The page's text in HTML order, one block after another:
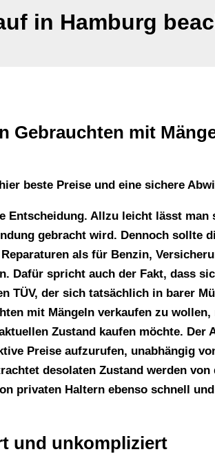
in Hamburg
Gebrauchten mit
beste Preise und eine sichere
Entscheidung. Allzu leicht lässt man
gebracht wird. Dennoch sollte
als für Benzin,
Dafür spricht auch der Fakt, dass
TÜV, der sich tatsächlich in barer
mit Mängeln verkaufen zu
Zustand kaufen möchte. Der
Preise aufzurufen, unabhängig
desolaten Zustand werden von
privaten Haltern ebenso schnell
und unkompliziert